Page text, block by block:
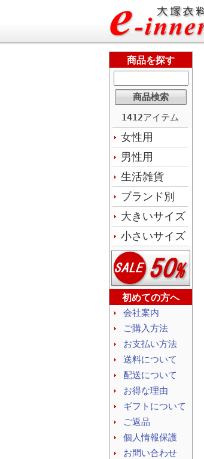
商品を探す
1412アイテム
女性用
男性用
生活雑貨
ブランド別
大きいサイズ
小さいサイズ
初めての方へ
会社案内
ご購入方法
お支払い方法
送料について
配送について
お得な理由
ギフトについて
ご返品
個人情報保護
お問い合わせ